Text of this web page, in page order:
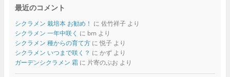
最近のコメント
シクラメン 栽培本 お勧め！ に 佐竹祥子より
シクラメン 一年中咲く に bmより
シクラメン 種からの育て方に 悦子より
シクラメン いつまで咲く？ に かずより
ガーデンシクラメン 霜に 片寄のぶお より